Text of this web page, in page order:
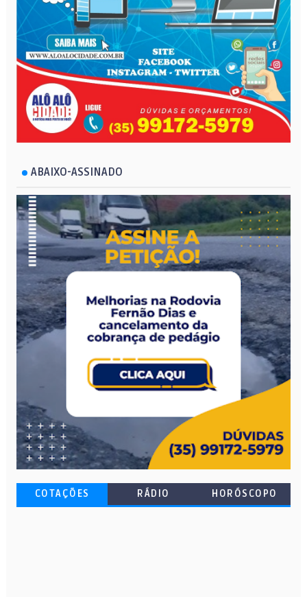
ABAIXO-ASSINADO
COTAÇÕES RÁDIO HORÓSCOPO